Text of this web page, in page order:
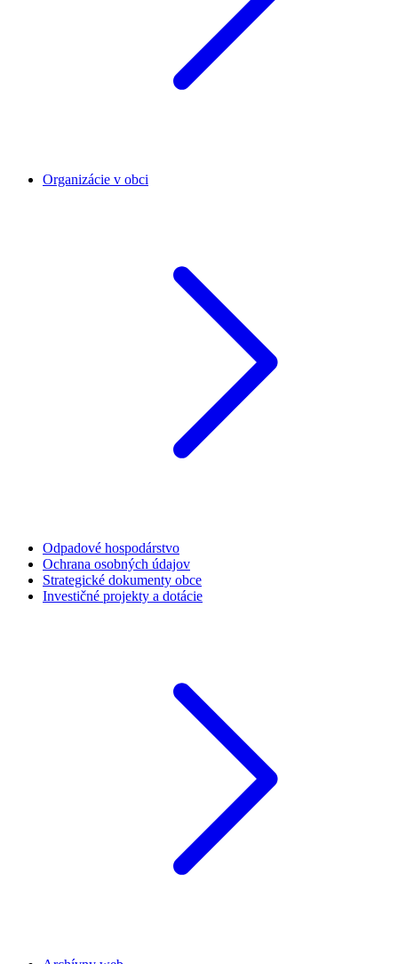
Organizácie v obci
Odpadové hospodárstvo
Ochrana osobných údajov
Strategické dokumenty obce
Investičné projekty a dotácie